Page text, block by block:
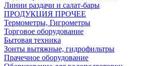
Линии раздачи и салат-бары
ПРОДУКЦИЯ ПРОЧЕЕ
Термометры, Гигрометры
Торговое оборудование
Бытовая техника
Зонты вытяжные, гидрофильтры
Прачечное оборудование